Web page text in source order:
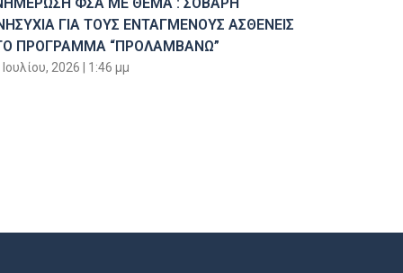
ΓΙΑ ΤΟΥΣ ΕΝΤΑΓΜΕΝΟΥΣ ΑΣΘΕΝΕΙΣ
ΠΡΟΓΡΑΜΜΑ “ΠΡΟΛΑΜΒΑΝΩ”
Ιουλίου, 2026 1:46 μμ